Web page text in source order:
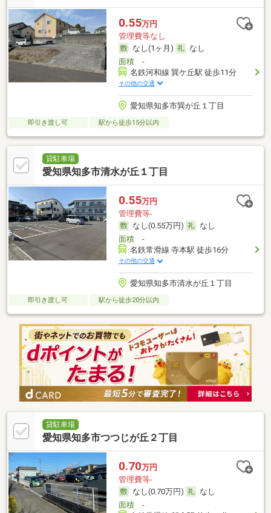
0.55万円
管理費等なし
なし(1ヶ月)
なし
面積-
名鉄河和線 巽ケ丘駅 徒歩11分
その他の交通
愛知県知多市巽が丘１丁目
即引き渡し可 駅から徒歩15分以内
貸駐車場
愛知県知多市清水が丘１丁目
0.55万円
管理費等-
なし(0.55万円)
なし
面積-
名鉄常滑線 寺本駅 徒歩16分
その他の交通
愛知県知多市清水が丘１丁目
即引き渡し可 駅から徒歩20分以内
貸駐車場
愛知県知多市つつじが丘２丁目
0.70万円
管理費等-
なし(0.70万円)
なし
面積-